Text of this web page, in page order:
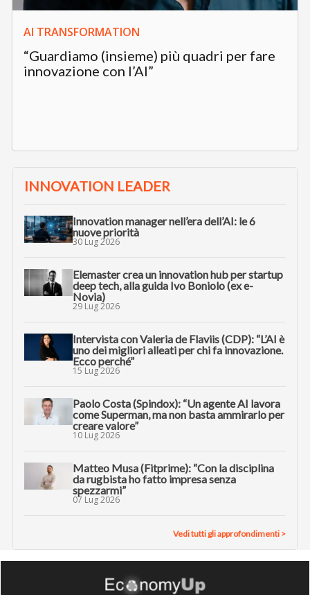
AI TRANSFORMATION
“Guardiamo (insieme) più quadri per fare
innovazione con l’AI”
INNOVATION LEADER
Innovation manager nell’era dell’AI: le 6
nuove priorità
30 Lug 2026
Elemaster crea un innovation hub per startup
deep tech, alla guida Ivo Boniolo (ex e-
Novia)
29 Lug 2026
Intervista con Valeria de Flaviis (CDP): “L’AI è
uno dei migliori alleati per chi fa innovazione.
Ecco perché”
15 Lug 2026
Paolo Costa (Spindox): “Un agente AI lavora
come Superman, ma non basta ammirarlo per
creare valore”
10 Lug 2026
Matteo Musa (Fitprime): “Con la disciplina
da rugbista ho fatto impresa senza
spezzarmi”
07 Lug 2026
Vedi tutti gli approfondimenti >